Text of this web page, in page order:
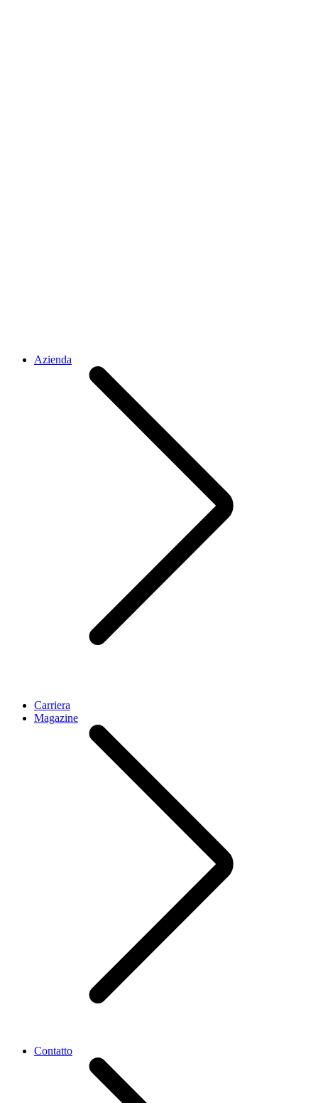
Azienda
Carriera
Magazine
Contatto